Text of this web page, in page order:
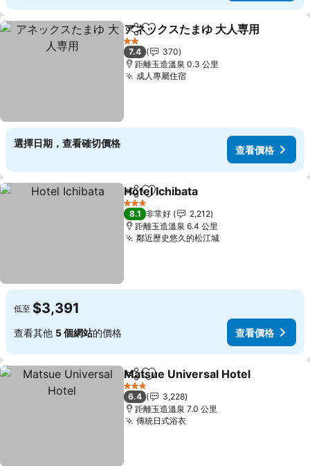
分享 加入我的最愛
アネックスたまゆ 大人専用
2 星級
7.4
370
距離玉造溫泉 0.3 公里
成人專屬住宿
選擇日期，查看確切價格
查看價格
分享 加入我的最愛
Hotel Ichibata
3 星級
8.1 非常好
2,212
距離玉造溫泉 6.4 公里
鄰近歷史悠久的松江城
低至 $3,391
查看其他 5 個網站的價格 查看價格
分享 加入我的最愛
Matsue Universal Hotel
3 星級
6.4
3,228
距離玉造溫泉 7.0 公里
傳統日式浴衣